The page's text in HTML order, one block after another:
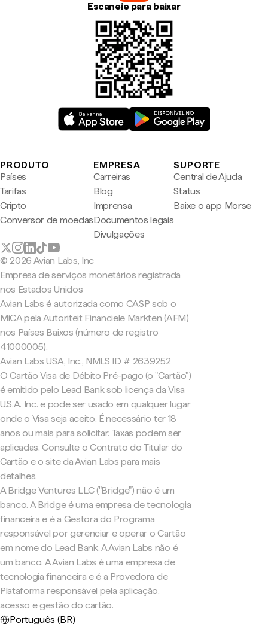
Escaneie para baixar
PRODUTO
Países
Tarifas
Cripto
Conversor de moedas
EMPRESA
Carreiras
Blog
Imprensa
Documentos legais
Divulgações
SUPORTE
Central de Ajuda
Status
Baixe o app Morse
© 2026 Avian Labs, Inc
Empresa de serviços monetários registrada
nos Estados Unidos
Avian Labs é autorizada como CASP sob o
MiCA pela Autoriteit Financiële Markten (AFM)
nos Países Baixos (número de registro
41000005).
Avian Labs USA, Inc., NMLS ID # 2639252
O Cartão Visa de Débito Pré-pago (o "Cartão")
é emitido pelo Lead Bank sob licença da Visa
U.S.A. Inc. e pode ser usado em qualquer lugar
onde o Visa seja aceito. É necessário ter 18
anos ou mais para solicitar. Taxas podem ser
aplicadas. Consulte o Contrato do Titular do
Cartão e o site da Avian Labs para mais
detalhes.
A Bridge Ventures LLC ("Bridge") não é um
banco. A Bridge é uma empresa de tecnologia
financeira e é a Gestora do Programa
responsável por gerenciar e operar o Cartão
em nome do Lead Bank. A Avian Labs não é
um banco. A Avian Labs é uma empresa de
tecnologia financeira e é a Provedora de
Plataforma responsável pela aplicação,
acesso e gestão do cartão.
Português (BR)